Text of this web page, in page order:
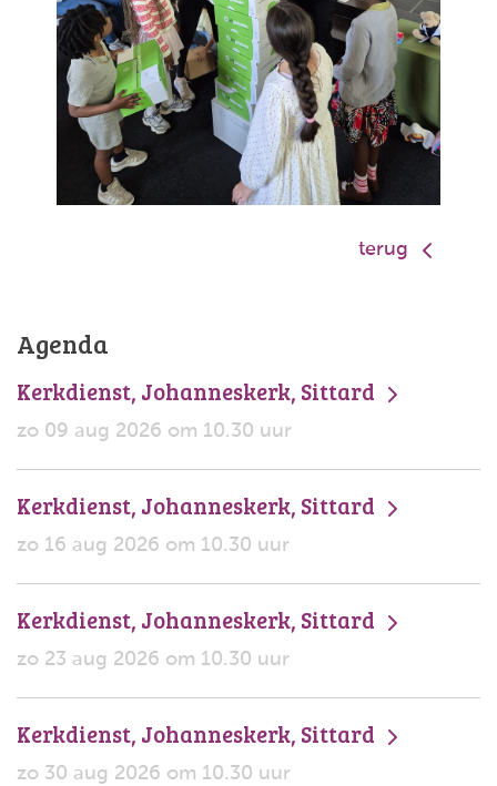
terug
Agenda
Kerkdienst, Johanneskerk, Sittard
zo 09 aug 2026 om 10.30 uur
Kerkdienst, Johanneskerk, Sittard
zo 16 aug 2026 om 10.30 uur
Kerkdienst, Johanneskerk, Sittard
zo 23 aug 2026 om 10.30 uur
Kerkdienst, Johanneskerk, Sittard
zo 30 aug 2026 om 10.30 uur